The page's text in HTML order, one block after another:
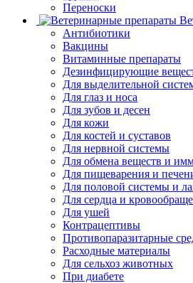
Переноски
Антибиотики
Вакцины
Витаминные препараты
Дезинфицирующие
Для выделительной
Для глаз и носа
Для зубов и десен
Для кожи
Для костей и суставов
Для нервной системы
Для обмена веществ и
Для пищеварения и
Для половой системы и
Для сердца и
Для ушей
Контрацептивы
Противопаразитарные
Расходные материалы
Для сельхоз животных
При диабете